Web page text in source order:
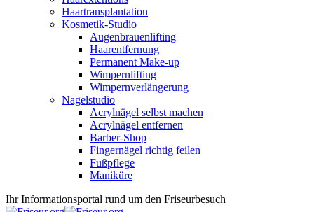
Haartransplantation
Kosmetik-Studio
Augenbrauenlifting
Haarentfernung
Permanent Make-up
Wimpernlifting
Wimpernverlängerung
Nagelstudio
Acrylnägel selbst machen
Acrylnägel entfernen
Barber-Shop
Fingernägel richtig feilen
Fußpflege
Maniküre
Ihr Informationsportal rund um den Friseurbesuch